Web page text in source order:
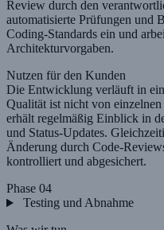
Review durch den
automatisierte Prüfungen und
Coding-Standards ein und
Architekturvorgaben.
Nutzen für den Kunden
Die Entwicklung verläuft in
Qualität ist nicht von
erhält regelmäßig Einblick in
und Status-Updates.
Änderung durch Code-
kontrolliert und abgesichert.
Phase 04
Testing und Abnahme